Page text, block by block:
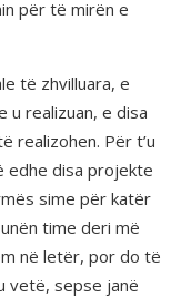
për të mirën e
të zhvilluara, e
u realizuan, e disa
realizohen. Për t’u
edhe disa projekte
sime për katër
time deri më
në letër, por do të
vetë, sepse janë